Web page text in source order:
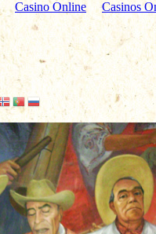
Casino Online Casinos